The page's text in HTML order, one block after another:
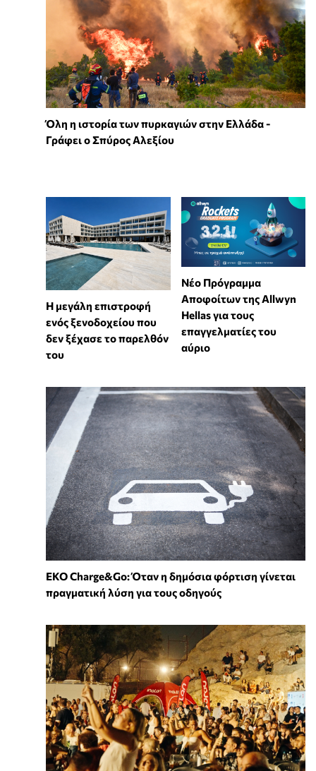
Όλη η ιστορία των πυρκαγιών στην Ελλάδα -
Γράφει ο Σπύρος Αλεξίου
Η μεγάλη επιστροφή
ενός ξενοδοχείου που
δεν ξέχασε το παρελθόν
του
Νέο Πρόγραμμα
Αποφοίτων της Allwyn
Hellas για τους
επαγγελματίες του
αύριο
EKO Charge&Go: Όταν η δημόσια φόρτιση γίνεται
πραγματική λύση για τους οδηγούς